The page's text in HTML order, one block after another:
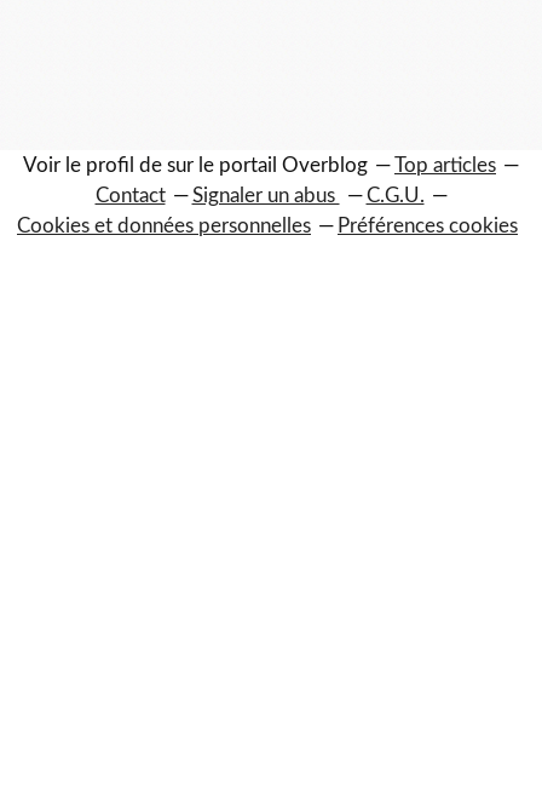
Voir le profil de sur le portail Overblog
Top articles
Contact
Signaler un abus
C.G.U.
Cookies et données personnelles
Préférences cookies